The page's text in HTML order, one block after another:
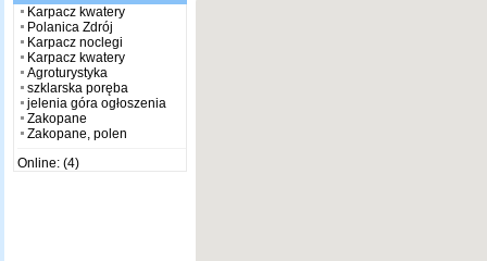
Karpacz kwatery
Polanica Zdrój
Karpacz noclegi
Karpacz kwatery
Agroturystyka
szklarska poręba
jelenia góra ogłoszenia
Zakopane
Zakopane, polen
Online: (4)